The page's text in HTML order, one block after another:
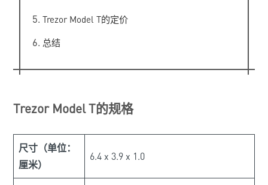
Trezor Model T的定价
总结
Trezor Model T的规格
尺寸（单位：
厘米）
6.4 x 3.9 x 1.0